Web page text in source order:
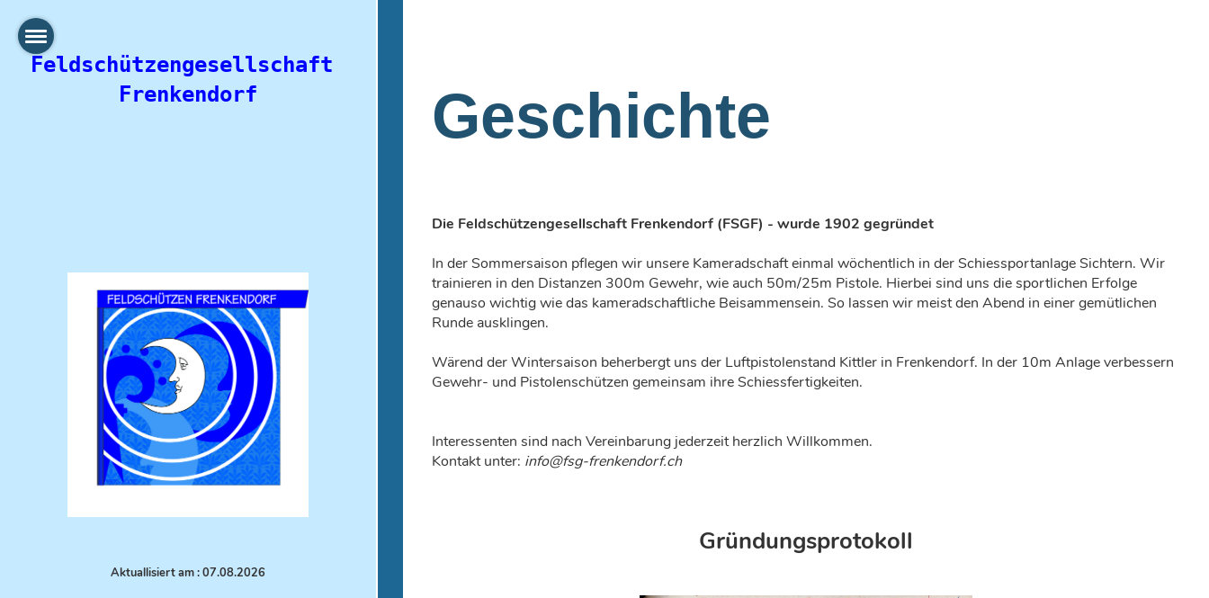
Feldschützengesellschaft
Frenkendorf
Aktuallisiert am : 07.08.2026
Geschichte
Die Feldschützengesellschaft Frenkendorf (FSGF) - wurde 1902 gegründet
In der Sommersaison pflegen wir unsere Kameradschaft einmal wöchentlich in der Schiessportanlage Sichtern. Wir
trainieren in den Distanzen 300m Gewehr, wie auch 50m/25m Pistole. Hierbei sind uns die sportlichen Erfolge
genauso wichtig wie das kameradschaftliche Beisammensein. So lassen wir meist den Abend in einer gemütlichen
Runde ausklingen.
Wärend der Wintersaison beherbergt uns der Luftpistolenstand Kittler in Frenkendorf. In der 10m Anlage verbessern
Gewehr- und Pistolenschützen gemeinsam ihre Schiessfertigkeiten.
Interessenten sind nach Vereinbarung jederzeit herzlich Willkommen.
Kontakt unter: info@fsg-frenkendorf.ch
Gründungsprotokoll